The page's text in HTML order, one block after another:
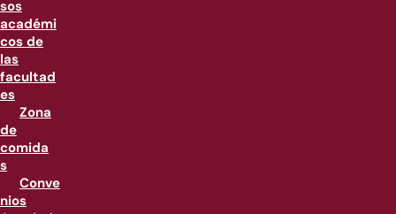
sos
académi
cos de
las
facultad
es
Zona
de
comida
s
Conve
nios